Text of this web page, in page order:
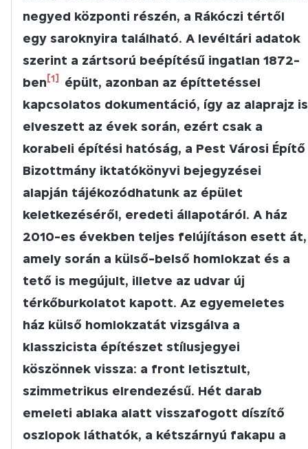
negyed központi részén, a Rákóczi tértől
egy saroknyira található. A levéltári adatok
szerint a zártsorú beépítésű ingatlan 1872-
ben [1]
épült, azonban az építtetéssel
kapcsolatos dokumentáció, így az alaprajz is
elveszett az évek során, ezért csak a
korabeli építési hatóság, a Pest Városi Építő
Bizottmány iktatókönyvi bejegyzései
alapján tájékozódhatunk az épület
keletkezéséről, eredeti állapotáról. A ház
2010-es években teljes felújításon esett át,
amely során a külső-belső homlokzat és a
tető is megújult, illetve az udvar új
térkőburkolatot kapott. Az egyemeletes
ház külső homlokzatát vizsgálva a
klasszicista építészet stílusjegyei
köszönnek vissza: a front letisztult,
szimmetrikus elrendezésű. Hét darab
emeleti ablaka alatt visszafogott díszítő
oszlopok láthatók, a kétszárnyú fakapu a